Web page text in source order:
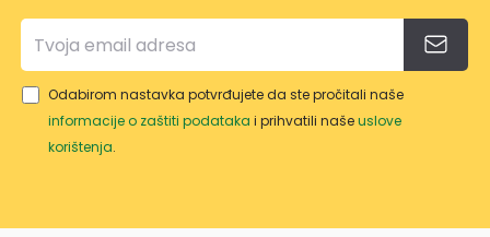
Odabirom nastavka potvrđujete da ste pročitali naše
informacije o zaštiti podataka i prihvatili našeuslove
korištenja.